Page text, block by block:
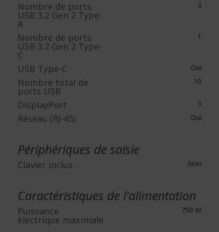
Nombre de ports
USB 3.2 Gen 2 Type-
A
3
Nombre de ports
USB 3.2 Gen 2 Type-
C
1
USB Type-C Oui
Nombre total de
ports USB
10
DisplayPort 3
Réseau (RJ-45) Oui
Périphériques de saisie
Clavier inclus Non
Caractéristiques de l'alimentation
Puissance
électrique maximale
750 W